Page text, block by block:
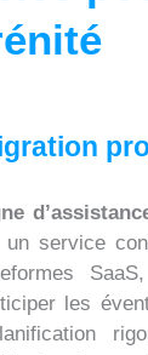
un service
les